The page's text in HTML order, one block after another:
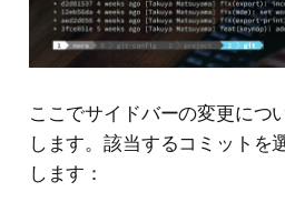
ここでサイドバーの変更につ
します。該当するコミットを
します：